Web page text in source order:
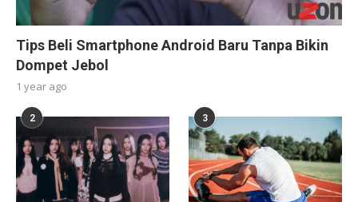
Tips Beli Smartphone Android Baru Tanpa Bikin
Dompet Jebol
1 year ago
2 3